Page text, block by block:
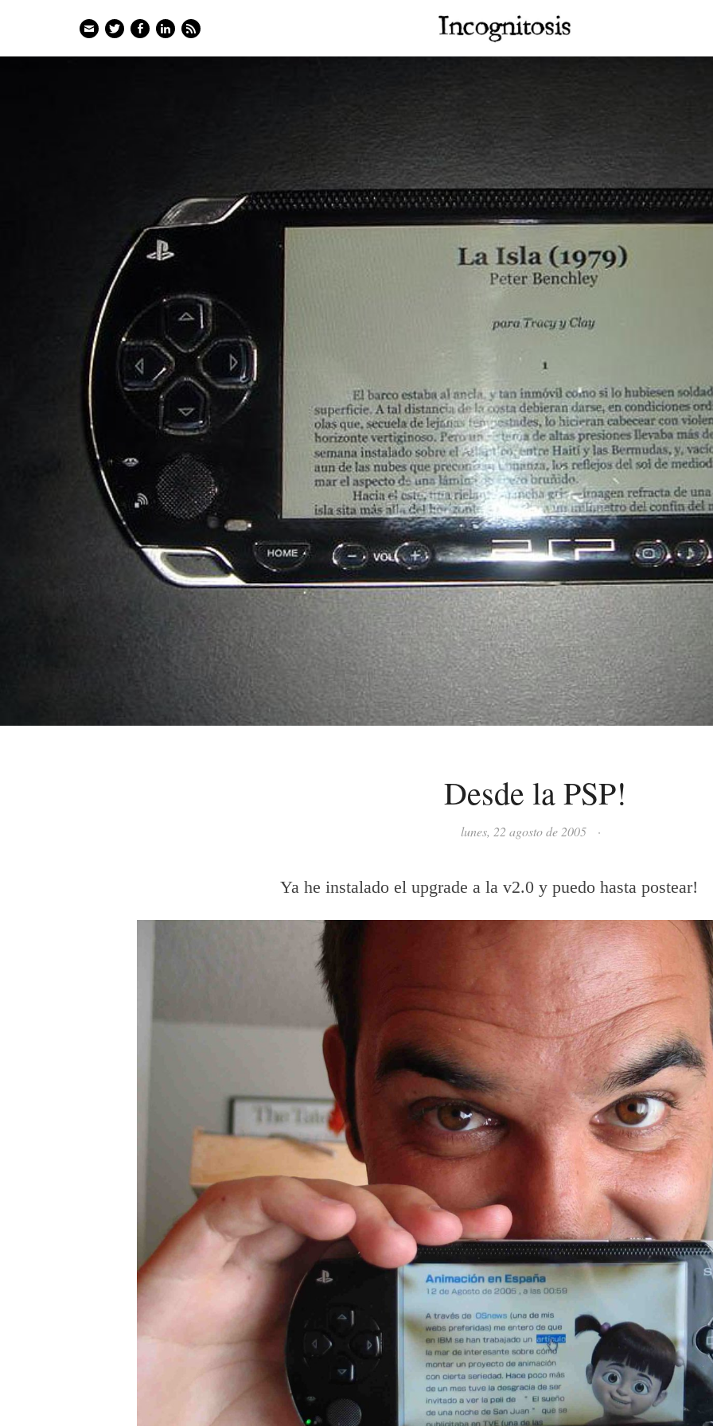
EmailTwitterFacebook
LinkedIn
Feed
Desde la PSP!
lunes, 22 agosto de 2005 ·
Ya he instalado el upgrade a la v2.0 y puedo hasta postear!